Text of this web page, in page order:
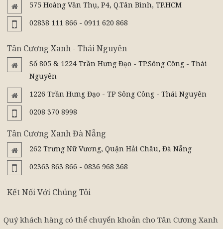
575 Hoàng Văn Thụ, P4, Q.Tân Bình, TP.HCM
02838 111 866 - 0911 620 868
Tân Cương Xanh - Thái Nguyên
Số 805 & 1224 Trần Hưng Đạo - TP.Sông Công - Thái
Nguyên
1226 Trần Hưng Đạo - TP Sông Công - Thái Nguyên
0208 370 8998
Tân Cương Xanh Đà Nẵng
262 Trưng Nữ Vương, Quận Hải Châu, Đà Nẵng
02363 863 866 - 0836 968 368
Kết Nối Với Chúng Tôi
Quý khách hàng có thể chuyển khoản cho Tân Cương Xanh